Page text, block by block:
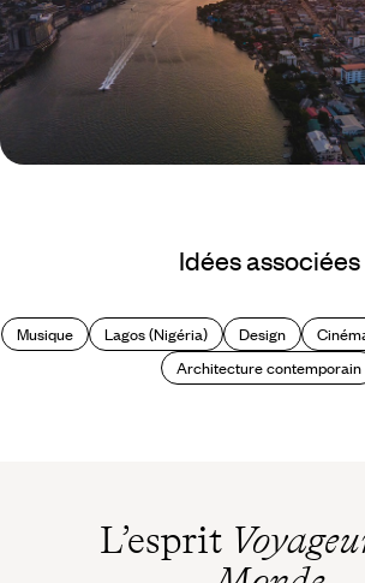
24 heures à Lagos : Nigéria
Idées associées
Musique Lagos (Nigéria) Design
Architecture contemporain
L’esprit